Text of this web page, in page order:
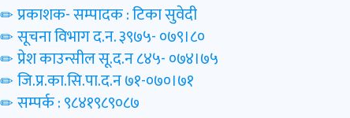
प्रकाशक- सम्पादक : टिका सुवेदी
सूचना विभाग द.न. ३९७५- ०७९।८०
प्रेश काउन्सील सू.द.न ८४५- ०७४।७५
जि.प्र.का.सि.पा.द.न ७१-०७०।७१
सम्पर्क : ९८४१९८९०८७